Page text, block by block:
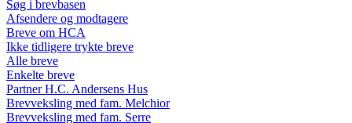
Søg i brevbasen
Afsendere og modtagere
Breve om HCA
Ikke tidligere trykte breve
Alle breve
Enkelte breve
Partner H.C. Andersens Hus
Brevveksling med fam. Melchior
Brevveksling med fam. Serre